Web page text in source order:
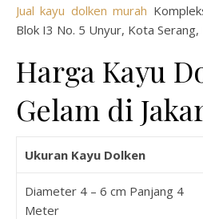
Jual kayu dolken murah
Blok I3 No. 5 Unyur, Kota
Harga Kayu
Gelam di
Ukuran Kayu Dolken
Diameter 4 – 6 cm Panjang 4
Meter